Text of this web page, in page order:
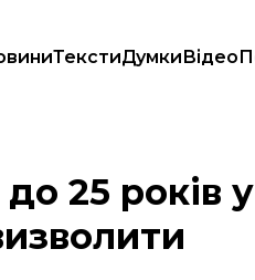
ТекстиДумкиВідео
спробують визволити
25 років у